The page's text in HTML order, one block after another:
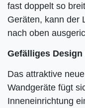
fast doppelt so
Geräten, kann der
nach oben
Gefälliges
Das attraktive
Wandgeräte fügt
Inneneinrichtung